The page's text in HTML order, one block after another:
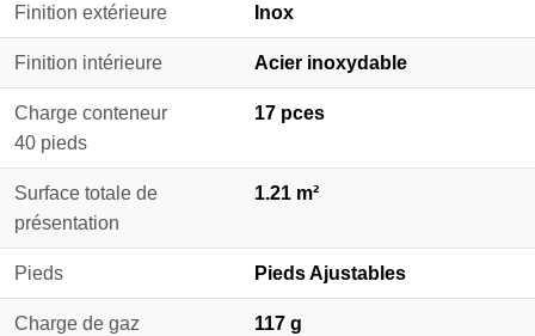
Finition extérieure Inox
Finition intérieure Acier inoxydable
Charge conteneur
40 pieds
17 pces
Surface totale de
présentation
1.21 m²
Pieds Pieds Ajustables
Charge de gaz 117 g